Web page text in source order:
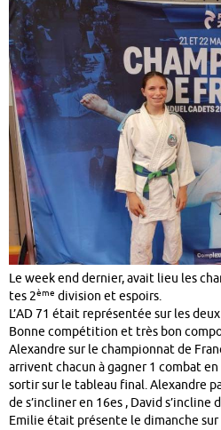
Le week end dernier, avait lieu les
tes 2ème division et espoirs.
L’AD 71 était représentée sur les
Bonne compétition et très bon
Alexandre sur le championnat de
arrivent chacun à gagner 1 combat
sortir sur le tableau final. Alexandre
de s’incliner en 16es , David s’incline
Emilie était présente le dimanche